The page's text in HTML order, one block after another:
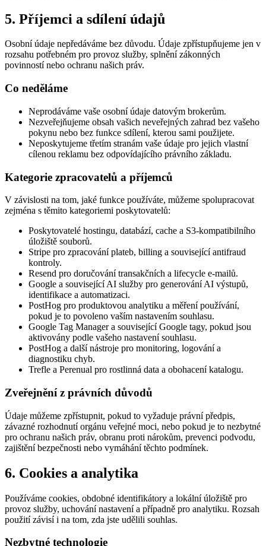
5. Příjemci a sdílení údajů
Osobní údaje nepředáváme bez důvodu. Údaje zpřístupňujeme jen v
rozsahu potřebném pro provoz služby, splnění zákonných
povinností nebo ochranu našich práv.
Co neděláme
Neprodáváme vaše osobní údaje datovým brokerům.
Nezveřejňujeme obsah vašich neveřejných zahrad bez vašeho
pokynu nebo bez funkce sdílení, kterou sami použijete.
Neposkytujeme třetím stranám vaše údaje pro jejich vlastní
cílenou reklamu bez odpovídajícího právního základu.
Kategorie zpracovatelů a příjemců
V závislosti na tom, jaké funkce používáte, můžeme spolupracovat
zejména s těmito kategoriemi poskytovatelů:
Poskytovatelé hostingu, databází, cache a S3-kompatibilního
úložiště souborů.
Stripe pro zpracování plateb, billing a související antifraud
kontroly.
Resend pro doručování transakčních a lifecycle e-mailů.
Google a související AI služby pro generování AI výstupů,
identifikace a automatizaci.
PostHog pro produktovou analytiku a měření používání,
pokud je to povoleno vaším nastavením souhlasu.
Google Tag Manager a související Google tagy, pokud jsou
aktivovány podle vašeho nastavení souhlasu.
PostHog a další nástroje pro monitoring, logování a
diagnostiku chyb.
Trefle a Perenual pro rostlinná data a obohacení katalogu.
Zveřejnění z právních důvodů
Údaje můžeme zpřístupnit, pokud to vyžaduje právní předpis,
závazné rozhodnutí orgánu veřejné moci, nebo pokud je to nezbytné
pro ochranu našich práv, obranu proti nárokům, prevenci podvodu,
zajištění bezpečnosti nebo vymáhání těchto podmínek.
6. Cookies a analytika
Používáme cookies, obdobné identifikátory a lokální úložiště pro
provoz služby, uchování nastavení a případně pro analytiku. Rozsah
použití závisí i na tom, zda jste udělili souhlas.
Nezbytné technologie